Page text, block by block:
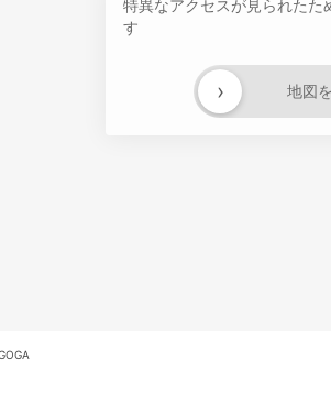
特異なアクセスが見られたた
す
地図
›